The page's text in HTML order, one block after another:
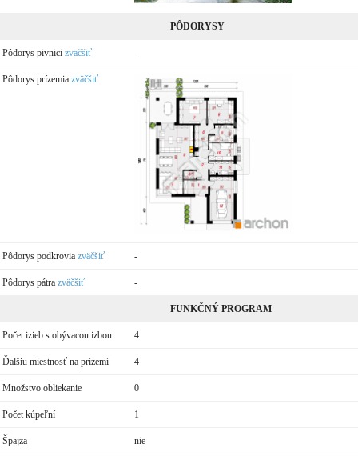
PÔDORYSY
Pôdorys pivnici zväčšiť -
Pôdorys prízemia zväčšiť
Pôdorys podkrovia zväčšiť -
Pôdorys pátra zväčšiť -
FUNKČNÝ PROGRAM
Počet izieb s obývacou izbou 4
Ďalšiu miestnosť na prízemí 4
Množstvo obliekanie 0
Počet kúpeľní 1
Špajza nie